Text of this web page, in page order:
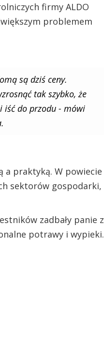
firmy ALDO
problemem
są dziś ceny.
tak szybko, że
iść do przodu - mówi
a praktyką. W powiecie
sektorów gospodarki,
zadbały panie z
potrawy i wypieki.